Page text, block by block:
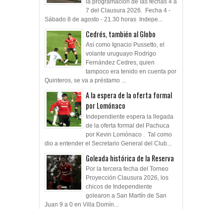
la programacion de las fechas 4 a
7 del Clausura 2026. Fecha 4 -
Sábado 8 de agosto - 21.30 horas Indepe...
Cedrés, también al Globo
Así como Ignacio Pussetto, el
volante uruguayo Rodrigo
Fernández Cedres, quien
tampoco era tenido en cuenta por
Quinteros, se va a préstamo ...
A la espera de la oferta formal
por Lomónaco
Independiente espera la llegada
de la oferta formal del Pachuca
por Kevin Lomónaco . Tal como
dio a entender el Secretario General del Club...
Goleada histórica de la Reserva
Por la tercera fecha del Torneo
Proyección Clausura 2026, los
chicos de Independiente
golearon a San Martín de San
Juan 9 a 0 en Villa Domín...